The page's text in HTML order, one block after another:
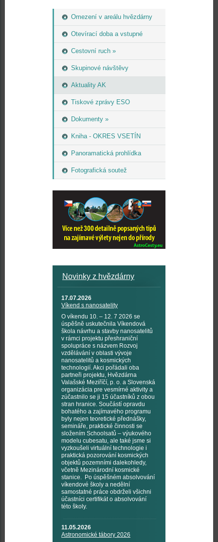
Omezení v areálu hvězdárny
Otevírací doba a vstupné
Cestovní ruch »
Skupinové návštěvy
Aktuality AK
Tiskové zprávy ESO
Dokumenty »
Kniha - OKRES VSETÍN
Panoramatická prohlídka
Fotografická soutež
Novinky z hvězdárny
17.07.2026
Víkend s nanosatelity
O víkendu 10. – 12. 7 2026 se
úspěšně uskutečnila Víkendová
škola návrhu a stavby nanosatelitů
v rámci projektu přeshraniční
spolupráce s názvem Rozvoj
vzdělávání v oblasti vývoje
nanosatelitů a kosmických
technologií. Akci pořádali oba
partneři projektu, Hvězdárna
Valašské Meziříčí, p. o. a Slovenská
organizácia pre vesmírné aktivity a
zúčastnilo se ji 15 účastníků z obou
stran hranice. Součástí opravdu
bohatého a zajímavého programu
byly nejen teoretické přednášky,
semináře, praktické činnosti se
složením Schoolsatů – výukového
modelu cubesatu, ale také jsme si
vyzkoušeli virtuální technologie i
praktická pozorování kosmických
objektů pozemními dalekohledy,
včetně Mezinárodní kosmické
stanice. Po úspěšném absolvování
víkendové školy a nedělní
samostatné práce obdrželi všichni
účastníci certifikát o absolvování
této školy.
11.05.2026
Astronomické tábory 2026